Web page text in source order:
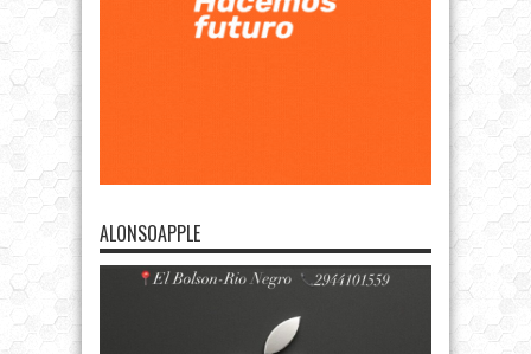
ALONSOAPPLE